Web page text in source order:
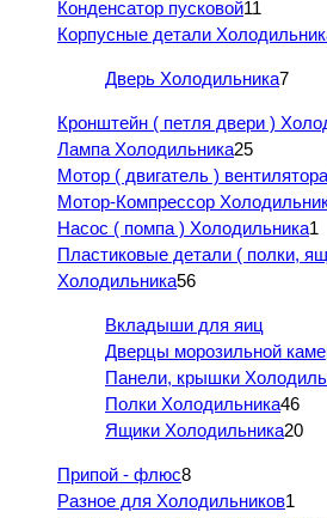
Конденсатор пусковой11
Корпусные детали
Дверь Холодильника7
Кронштейн ( петля двери )
Лампа Холодильника25
Мотор ( двигатель )
Мотор-Компрессор
Насос ( помпа ) Холодильника1
Пластиковые детали ( полки,
Холодильника56
Вкладыши для яиц
Дверцы морозильной
Панели, крышки
Полки Холодильника46
Ящики Холодильника20
Припой - флюс8
Разное для Холодильников1